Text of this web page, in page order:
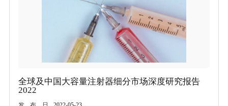
全球及中国大容量注射器细分市场深度研究报告
2022